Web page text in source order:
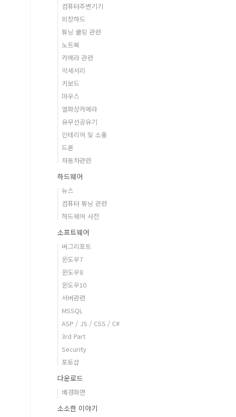
컴퓨터주변기기
외장하드
튜닝 쿨링 관련
노트북
카메라 관련
악세서리
키보드
마우스
열화상카메라
유무선공유기
인테리어 및 소품
드론
자동차관련
하드웨어
뉴스
컴퓨터 튜닝 관련
하드웨어 사전
소프트웨어
버그리포트
윈도우7
윈도우8
윈도우10
서버관련
MSSQL
ASP / JS / CSS / C#
3rd Part
Security
포토샵
다운로드
배경화면
소소한 이야기